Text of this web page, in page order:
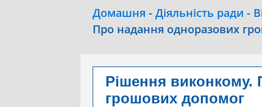
Домашня - Діяльність ради -
Про надання одноразових
Рішення виконкому.
грошових допомог